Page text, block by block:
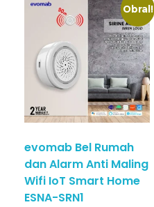
Obral!
evomab Bel Rumah
dan Alarm Anti Maling
Wifi IoT Smart Home
ESNA-SRN1